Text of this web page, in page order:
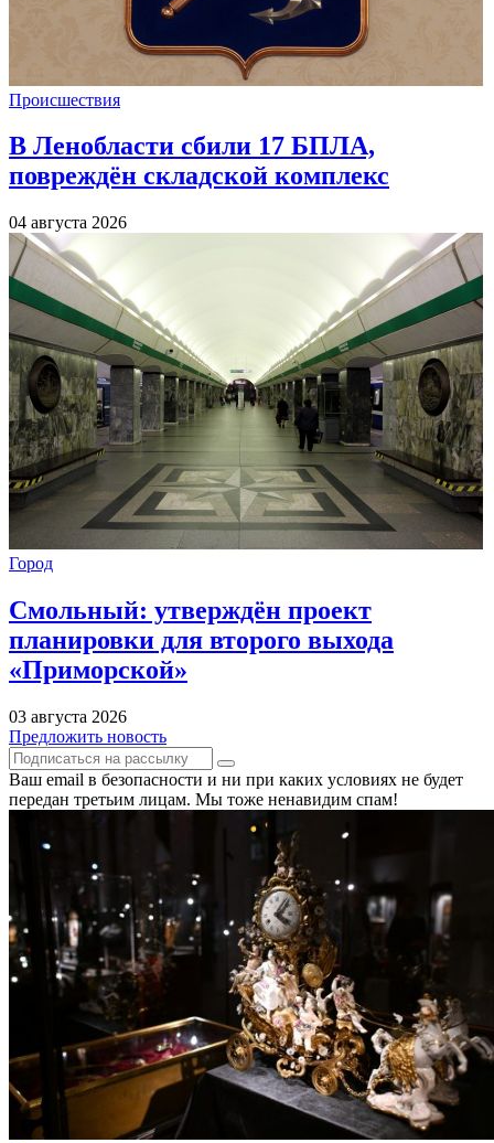
Происшествия
В Ленобласти сбили 17 БПЛА,
повреждён складской комплекс
04 августа 2026
Город
Смольный: утверждён проект
планировки для второго выхода
«Приморской»
03 августа 2026
Предложить новость
Ваш email в безопасности и ни при каких условиях не будет
передан третьим лицам. Мы тоже ненавидим спам!